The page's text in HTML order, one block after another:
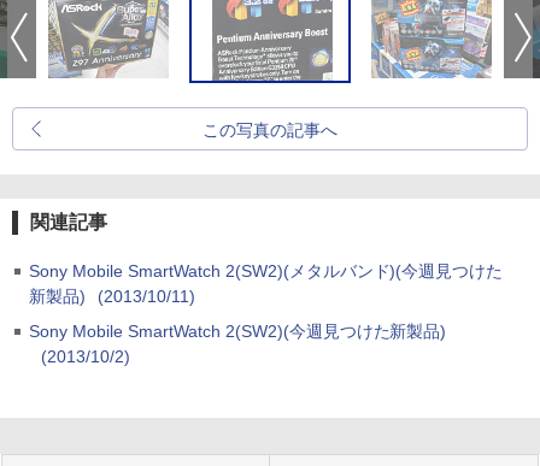
この写真の記事へ
関連記事
Sony Mobile SmartWatch 2(SW2)(メタルバンド)(今週見つけた
新製品)
(2013/10/11)
Sony Mobile SmartWatch 2(SW2)(今週見つけた新製品)
(2013/10/2)